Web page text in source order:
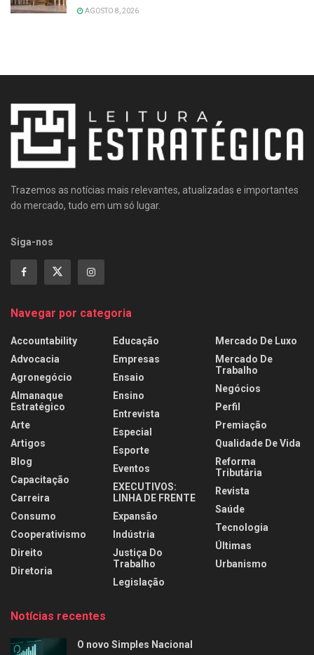
AGOSTO 8, 2026
Trazemos as notícias mais relevantes, atualizadas e importantes
do mercado, tudo em um só lugar.
Siga-nos
Navegar por categoria
Accountability
Advocacia
Agronegócio
Almanaque
Estratégico
Arte
Artigos
Blog
Capacitação
Carreira
Consumo
Cooperativismo
Direito
Diretoria
Educação
Empresas
Ensaio
Ensino
Entrevista
Especial
Esporte
Eventos
EXECUTIVOS:
LINHA DE FRENTE
Expansão
Indústria
Justiça Do
Trabalho
Legislação
Mercado De Luxo
Mercado De
Trabalho
Negócios
Perfil
Premiação
Qualidade De Vida
Reforma
Tributária
Revista
Saúde
Tecnologia
Últimas
Urbanismo
Notícias recentes
O novo Simples Nacional